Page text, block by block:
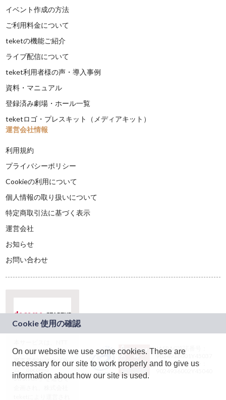
イベント作成の方法
ご利用料金について
teketの機能ご紹介
ライブ配信について
teket利用者様の声・導入事例
資料・マニュアル
登録済み劇場・ホール一覧
teketロゴ・プレスキット（メディアキット）
運営会社情報
利用規約
プライバシーポリシー
Cookieの利用について
個人情報の取り扱いについて
特定商取引法に基づく表示
運営会社
お知らせ
お問い合わせ
ドコモグループの新
規事業創出プログラ
ム「docomo
STARTUP」を通じて
JASRAC許諾番号：
9024936001Y45037
JASRAC許諾番号：
On our website we use some cookies. These are
necessary for our site to work properly and to give us
information about how our site is used.